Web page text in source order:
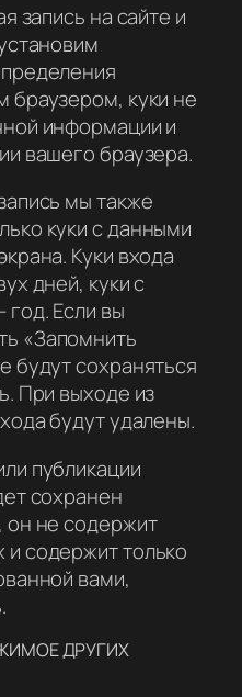
запись на сайте и
браузером, куки не
информации и
вашего браузера.
мы также
куки с данными
Куки входа
дней, куки с
год. Если вы
«Запомнить
будут сохраняться
При выходе из
будут удалены.
публикации
сохранен
он не содержит
содержит только
вами,
ДРУГИХ